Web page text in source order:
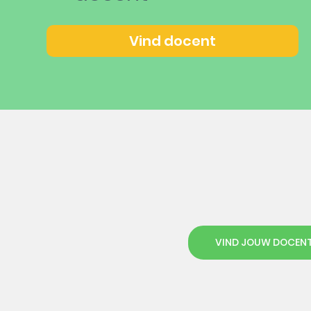
Vind docent
VIND JOUW